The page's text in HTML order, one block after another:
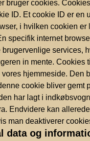
bruger cookies.
ID. Et cookie ID er en
i hvilken cookien
specifik internet
brugervenlige
in mente.
hjemmeside.
cookie bliver
har lagt i
Endvidere kan
man deaktiverer
data og